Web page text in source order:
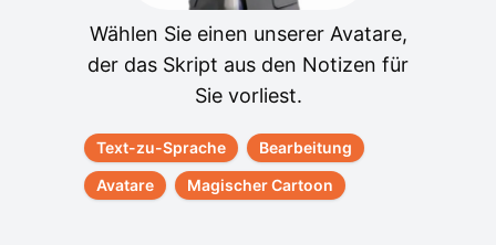
Wählen Sie einen unserer Avatare,
der das Skript aus den Notizen für
Sie vorliest.
Text-zu-Sprache
Bearbeitung
Avatare
Magischer Cartoon